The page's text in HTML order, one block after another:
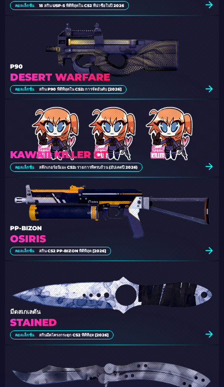
คอลเล็กชั่น 15 สกิน USP-S ที่ดีที่สุดใน CS2 ที่น่าซื้อในปี 2026
DESERT WARFARE
P90
คอลเล็กชั่น สกิน P90 ที่ดีที่สุดใน CS2: การจัดอันดับ [2026]
KAWAII KILLER CT
คอลเล็กชั่น สติ๊กเกอร์อนิเมะ CS2: รายการที่ครบถ้วน (อัปเดตปี 2026)
OSIRIS
PP-BIZON
คอลเล็กชั่น สกิน CS2 PP-BIZON ที่ดีที่สุด [2026]
STAINED
มีดสเกเลตัน
คอลเล็กชั่น สกินมีดโครงกระดูก CS2 ที่ดีที่สุด [2026]